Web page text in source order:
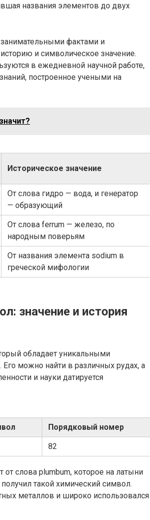
названия элементов до двух
занимательными фактами и
и символическое значение.
в ежедневной научной работе,
построенное учеными на
Историческое значение
От слова гидро — вода, и генератор
— образующий
От слова ferrum — железо, по
народным поверьям
От названия элемента sodium в
греческой мифологии
значение и история
обладает уникальными
можно найти в различных рудах, а
и науки датируется
Порядковый номер
82
слова plumbum, которое на латыни
такой химический символ.
металлов и широко использовался